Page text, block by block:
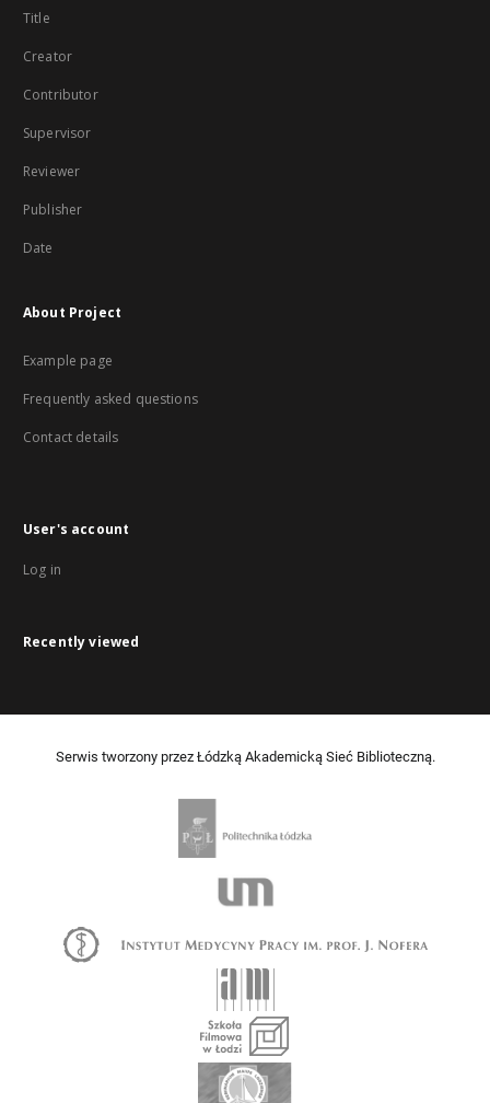
Title
Creator
Contributor
Supervisor
Reviewer
Publisher
Date
About Project
Example page
Frequently asked questions
Contact details
User's account
Log in
Recently viewed
Serwis tworzony przez Łódzką Akademicką Sieć Biblioteczną.